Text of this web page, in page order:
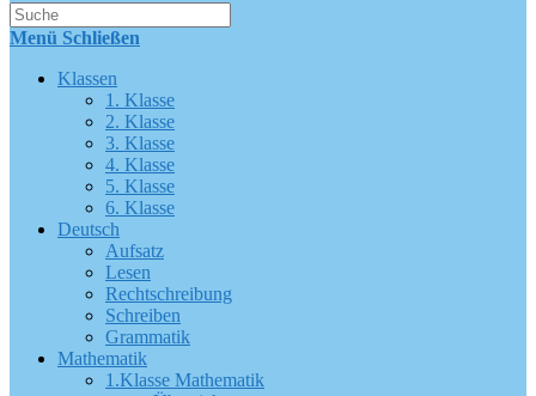
Suche
nach:
Menü Schließen
Klassen
1. Klasse
2. Klasse
3. Klasse
4. Klasse
5. Klasse
6. Klasse
Deutsch
Aufsatz
Lesen
Rechtschreibung
Schreiben
Grammatik
Mathematik
1.Klasse Mathematik